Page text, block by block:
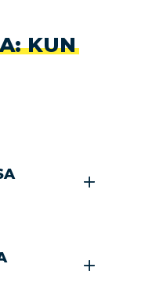
KUN